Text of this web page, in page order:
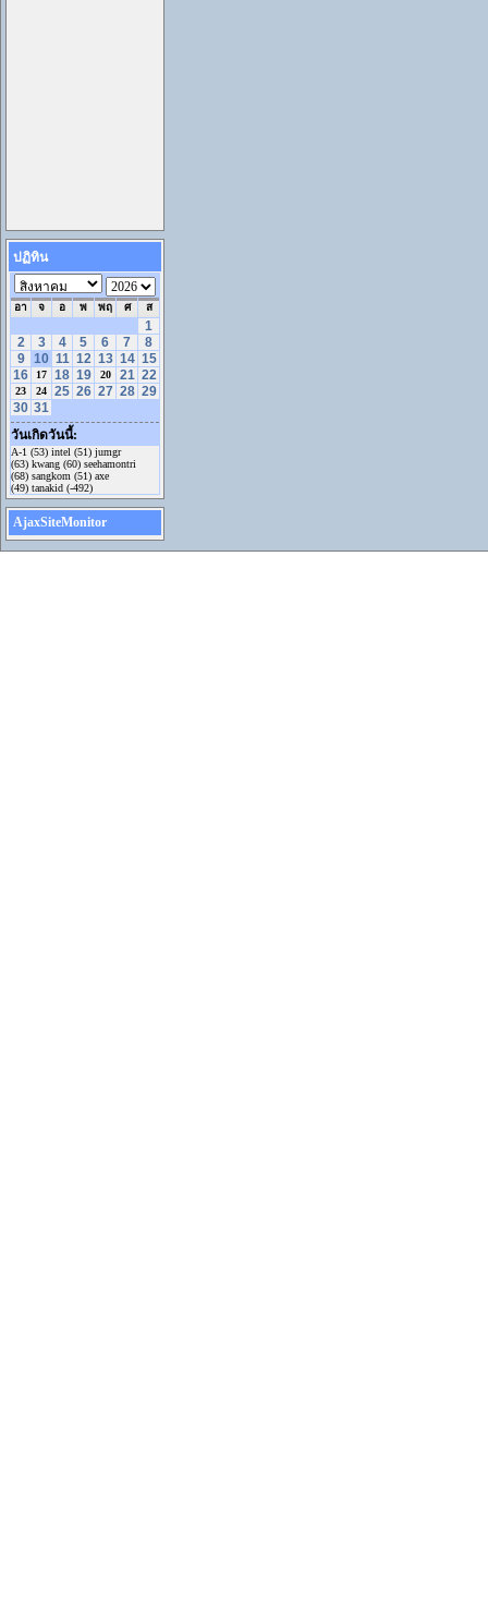
ปฏิทิน
อา จ อ พ พฤ ศ ส
1
2
3 4 5 6 7
8
9
10 11 12 13 14 15
16
17 18 19 20 21 22
23 24 25 26 27 28 29
30 31
วันเกิดวันนี้:
A-1 (53) intel (51) jumgr
(63) kwang (60) seehamontri
(68) sangkom (51) axe
(49) tanakid (-492)
AjaxSiteMonitor